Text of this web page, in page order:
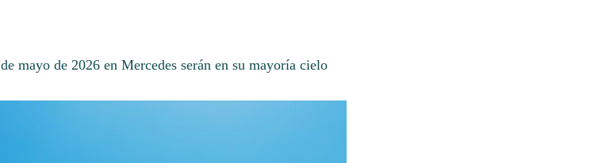
mayo de 2026 en Mercedes serán en su mayoría cielo